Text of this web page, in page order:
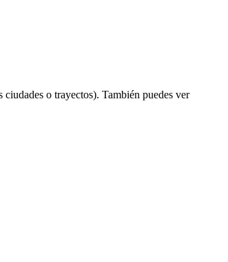
ciudades o trayectos). También puedes ver